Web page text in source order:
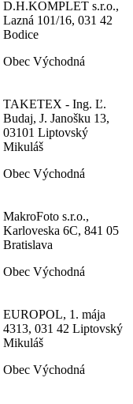
D.H.KOMPLET s.r.o.,
Lazná 101/16, 031 42
Bodice
Obec Východná
TAKETEX - Ing. Ľ.
Budaj, J. Janošku 13,
03101 Liptovský
Mikuláš
Obec Východná
MakroFoto s.r.o.,
Karloveska 6C, 841 05
Bratislava
Obec Východná
EUROPOL, 1. mája
4313, 031 42 Liptovský
Mikuláš
Obec Východná